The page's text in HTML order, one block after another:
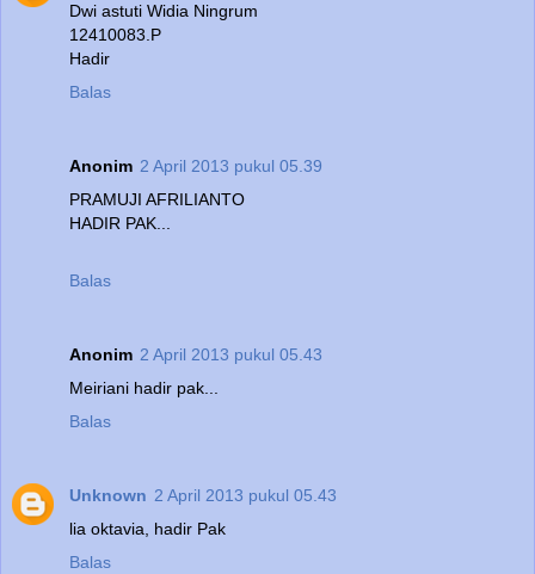
Dwi astuti Widia Ningrum
12410083.P
Hadir
Balas
Anonim 2 April 2013 pukul 05.39
PRAMUJI AFRILIANTO
HADIR PAK...
Balas
Anonim 2 April 2013 pukul 05.43
Meiriani hadir pak...
Balas
Unknown 2 April 2013 pukul 05.43
lia oktavia, hadir Pak
Balas